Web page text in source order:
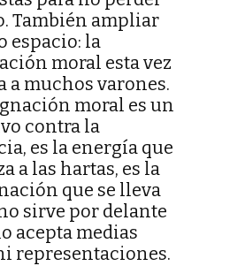
También ampliar
espacio: la
moral esta vez
a muchos varones.
moral es un
contra la
es la energía que
a las hartas, es la
que se lleva
sirve por delante
acepta medias
representaciones.